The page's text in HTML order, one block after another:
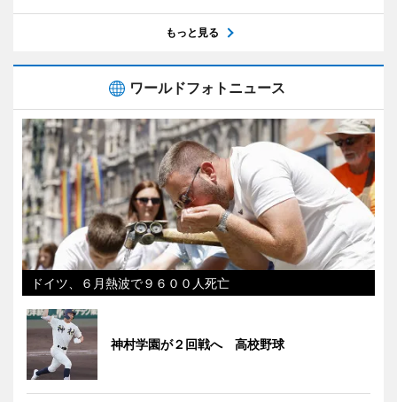
もっと見る
ワールドフォトニュース
ドイツ、６月熱波で９６００人死亡
神村学園が２回戦へ 高校野球